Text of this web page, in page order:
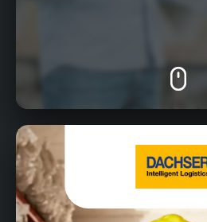
Thomas-Dachser-Straße 1,